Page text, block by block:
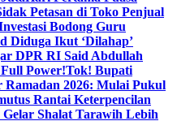
Petasan di Toko Penjual
Bodong Guru
Diduga Ikut ‘Dilahap’
DPR RI Said Abdullah
Power!Tok! Bupati
Ramadan 2026: Mulai Pukul
Rantai Keterpencilan
Shalat Tarawih Lebih